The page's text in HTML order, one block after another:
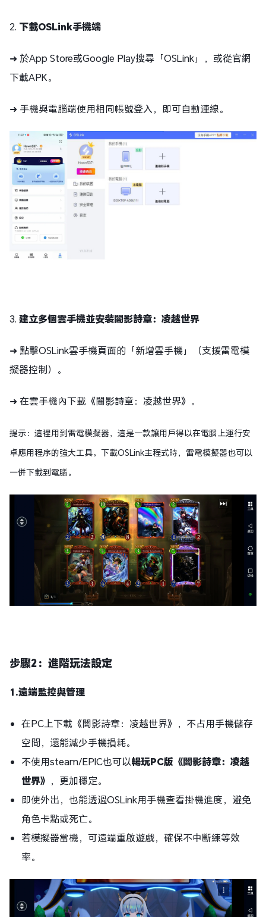
2. 下載OSLink手機端
➜ 於App Store或Google Play搜尋「OSLink」，或從官網
下載APK。
➜ 手機與電腦端使用相同帳號登入，即可自動連線。
3. 建立多個雲手機並安裝闇影詩章：凌越世界
➜ 點擊OSLink雲手機頁面的「新增雲手機」（支援雷電模
擬器控制）。
➜ 在雲手機內下載《闇影詩章：凌越世界》。
提示：這裡用到雷電模擬器，這是一款讓用戶得以在電腦上運行安
卓應用程序的強大工具。下載OSLink主程式時，雷電模擬器也可以
一併下載到電腦。
步驟2：進階玩法設定
1.遠端監控與管理
在PC上下載《闇影詩章：凌越世界》，不占用手機儲存
空間，還能減少手機損耗。
不使用steam/EPIC也可以暢玩PC版《闇影詩章：凌越
世界》 ，更加穩定。
即使外出，也能透過OSLink用手機查看掛機進度，避免
角色卡點或死亡。
若模擬器當機，可遠端重啟遊戲，確保不中斷練等效
率。